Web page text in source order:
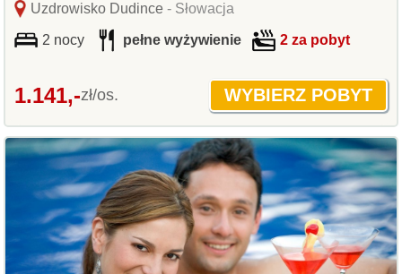
Uzdrowisko Dudince- Słowacja
2 nocy pełne wyżywienie 2 za pobyt
1.141,-zł/os.